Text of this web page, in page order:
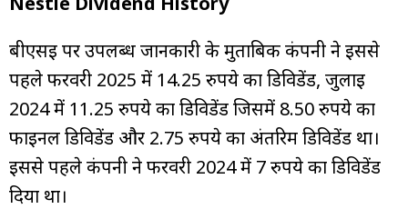
बीएसई पर उपलब्ध जानकारी के मुताबिक कंपनी ने इससे
पहले फरवरी 2025 में 14.25 रुपये का डिविडेंड, जुलाई
2024 में 11.25 रुपये का डिविडेंड जिसमें 8.50 रुपये का
फाइनल डिविडेंड और 2.75 रुपये का अंतरिम डिविडेंड था।
इससे पहले कंपनी ने फरवरी 2024 में 7 रुपये का डिविडेंड
दिया था।